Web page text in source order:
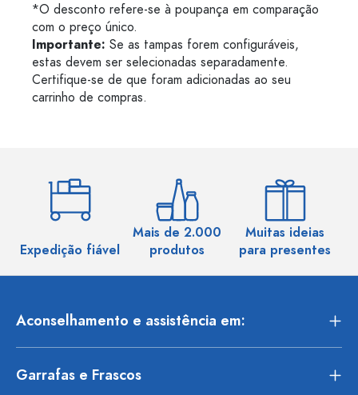
*O desconto refere-se à poupança em comparação
com o preço único.
Importante: Se as tampas forem configuráveis,
estas devem ser selecionadas separadamente.
Certifique-se de que foram adicionadas ao seu
carrinho de compras.
Expedição fiável
Mais de 2.000
produtos
Muitas ideias
para presentes
Aconselhamento e assistência em:
Garrafas e Frascos